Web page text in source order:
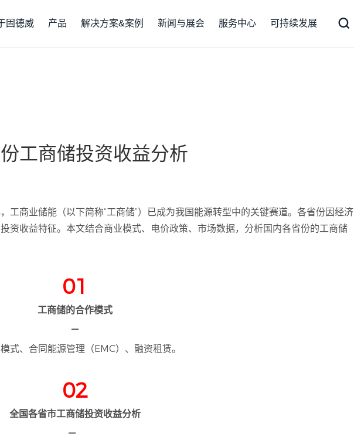
固德威 产品 解决方案&案例 新闻与展会 服务中心 可持续发展
工商储投资收益分析
工商业储能（以下简称“工商储”）已成为我国能源转型中的关键赛道。各省份因经济
资收益特征。本文结合商业模式、电价政策、市场数据，分析国内各省份的工商储
01
工商储的合作模式
—
式、合同能源管理（EMC）、融资租赁。
02
全国各省市工商储投资收益分析
—